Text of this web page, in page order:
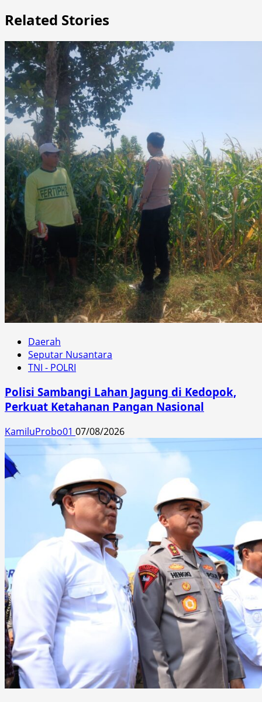
Related Stories
Daerah
Seputar Nusantara
TNI - POLRI
Polisi Sambangi Lahan Jagung di Kedopok,
Perkuat Ketahanan Pangan Nasional
KamiluProbo01 07/08/2026